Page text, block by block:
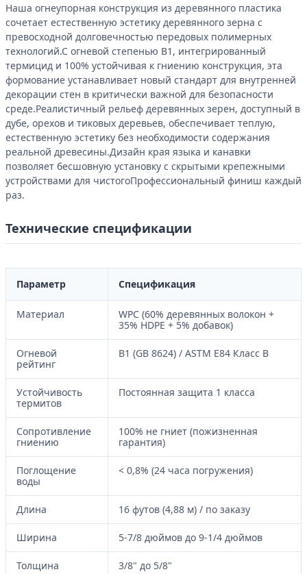
Наша огнеупорная конструкция из деревянного пластика
сочетает естественную эстетику деревянного зерна с
превосходной долговечностью передовых полимерных
технологий.С огневой степенью B1, интегрированный
термицид и 100% устойчивая к гниению конструкция, эта
формование устанавливает новый стандарт для внутренней
декорации стен в критически важной для безопасности
среде.Реалистичный рельеф деревянных зерен, доступный в
дубе, орехов и тиковых деревьев, обеспечивает теплую,
естественную эстетику без необходимости содержания
реальной древесины.Дизайн края языка и канавки
позволяет бесшовную установку с скрытыми крепежными
устройствами для чистогоПрофессиональный финиш каждый
раз.
Технические спецификации
Параметр Спецификация
Материал
WPC (60% деревянных волокон +
35% HDPE + 5% добавок)
Огневой
рейтинг
B1 (GB 8624) / ASTM E84 Класс B
Устойчивость
термитов
Постоянная защита 1 класса
Сопротивление
гниению
100% не гниет (пожизненная
гарантия)
Поглощение
воды
< 0,8% (24 часа погружения)
Длина 16 футов (4,88 м) / по заказу
Ширина 5-7/8 дюймов до 9-1/4 дюймов
Толщина 3/8" до 5/8"